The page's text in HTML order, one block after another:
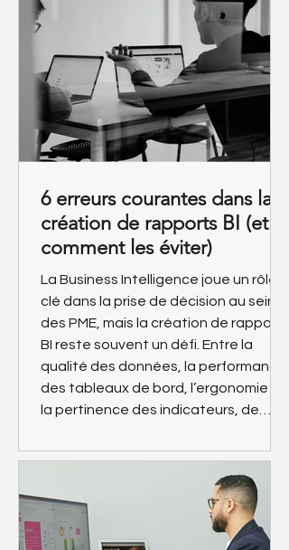
reportings et l’aide à la décision
deviennent essentielles pour gagner
en réactivité et en efficacité.
6 erreurs courantes dans la
création de rapports BI (et
comment les éviter)
La Business Intelligence joue un rôle
clé dans la prise de décision au sein
des PME, mais la création de rapports
BI reste souvent un défi. Entre la
qualité des données, la performance
des tableaux de bord, l’ergonomie ou
la pertinence des indicateurs, de
produire des rapports réellement
utiles et exploitables. Une mauvaise
conception peut entraîner des
erreurs d’analyse, des pertes de
temps ou des décisions basées sur